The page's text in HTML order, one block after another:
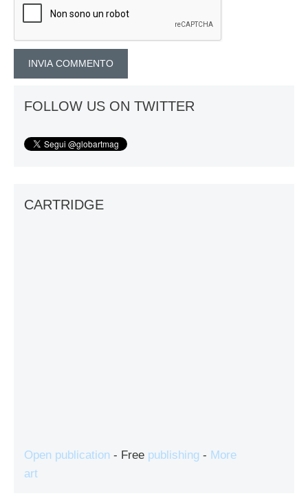
FOLLOW US ON TWITTER
CARTRIDGE
Open publication - Free publishing - More
art